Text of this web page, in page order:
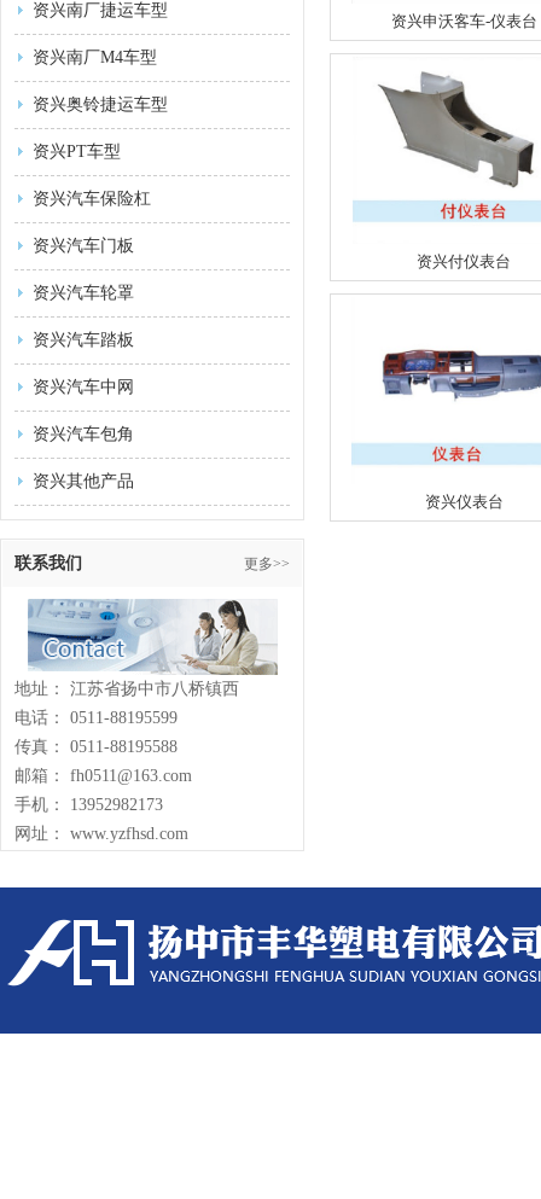
资兴南厂捷运车型
资兴南厂M4车型
资兴奥铃捷运车型
资兴PT车型
资兴汽车保险杠
资兴汽车门板
资兴汽车轮罩
资兴汽车踏板
资兴汽车中网
资兴汽车包角
资兴其他产品
联系我们 更多>>
地址： 江苏省扬中市八桥镇西
电话： 0511-88195599
传真： 0511-88195588
邮箱： fh0511@163.com
手机： 13952982173
网址： www.yzfhsd.com
资兴申沃客车-仪表台
资兴付仪表台
资兴仪表台